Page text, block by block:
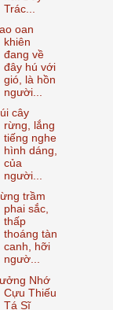
Trác...
oan
khiên
đang về
đây hú với
gió, là hồn
người...
cây
rừng, lắng
tiếng nghe
hình dáng,
của
người...
trầm
phai sắc,
thấp
thoáng tàn
canh, hỡi
ngườ...
Nhớ
Cựu Thiếu
Tá Sĩ